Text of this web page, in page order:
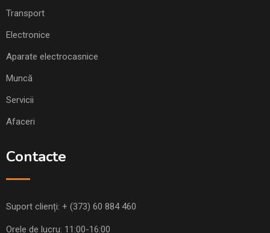
Transport
Electronice
Aparate electrocasnice
Muncă
Servicii
Afaceri
Contacte
Suport clienți: + (373) 60 884 460
Orele de lucru: 11:00-16:00